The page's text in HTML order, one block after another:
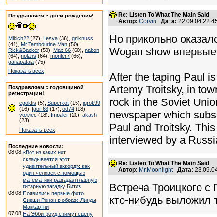
Поздравляем с днем рождения!
Mikich22 (27), Lesya (36), gniknuss
(41), Mr.Tambourine Man (50),
Rick&Backer (50), Max 66 (60), nabon
(64), nolans (64), monter7 (66),
ganapataja (75)
Показать всех
Поздравляем с годовщиной
регистрации!
egoktis (5), Superkot (15), igrok99
(16), Igor 63 (17), od74 (18),
уоллес (18), Impaler (20), akash
(23)
Показать всех
Последние новости:
08.08 «Вот из каких нот
складывается этот
удивительный аккорд»: как
один человек с помощью
математики разгадал главную
гитарную загадку Битлз
08.08 Появились первые фото
Сирши Ронан в образе Линды
Маккартни
07.08 На Эбби-роуд снимут сцену
Re: Listen To What The Main Said
Автор: Corvin Дата: 22.09.04
Но прикольно
Wogan show
After the taping Paul
Artemy Troitsky, in
rock in the Soviet
newspaper which
Paul and Troitsky.
interviewed by a
Re: Listen To What The Main Said
Автор: Mr.Moonlight Дата:
Встреча Троицкого
кто-нибудь выложил